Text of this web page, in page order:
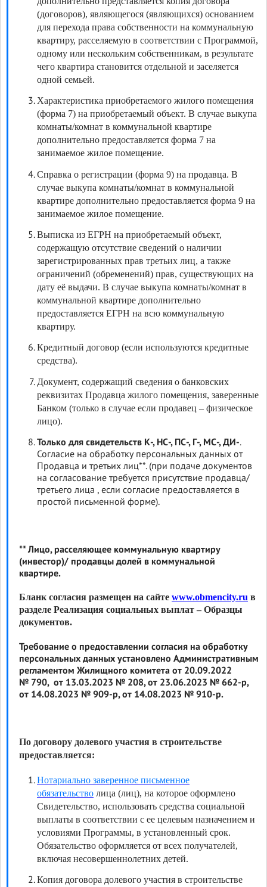
(договоров), являющегося (являющихся) основанием
для перехода права собственности на коммунальную
квартиру, расселяемую в соответствии с Программой,
одному или нескольким собственникам, в результате
чего квартира становится отдельной и заселяется
одной семьей.
Характеристика приобретаемого жилого помещения
(форма 7) на приобретаемый объект. В случае выкупа
комнаты/комнат в коммунальной квартире
дополнительно предоставляется форма 7 на
занимаемое жилое помещение.
Справка о регистрации (форма 9) на продавца. В
случае выкупа комнаты/комнат в коммунальной
квартире дополнительно предоставляется форма 9 на
занимаемое жилое помещение.
Выписка из ЕГРН на приобретаемый объект,
содержащую отсутствие сведений о наличии
зарегистрированных прав третьих лиц, а также
ограничений (обременений) прав, существующих на
дату её выдачи. В случае выкупа комнаты/комнат в
коммунальной квартире дополнительно
предоставляется ЕГРН на всю коммунальную
квартиру.
Кредитный договор (если используются кредитные
средства).
Документ, содержащий сведения о банковских
реквизитах Продавца жилого помещения, заверенные
Банком (только в случае если продавец – физическое
лицо).
Только для свидетельств К-, НС-, ПС-, Г-, МС-, ДИ-.
Согласие на обработку персональных данных от
Продавца и третьих лиц**. (при подаче документов
на согласование требуется присутствие продавца/
третьего лица , если согласие предоставляется в
простой письменной форме).
** Лицо, расселяющее коммунальную квартиру
(инвестор)/ продавцы долей в коммунальной
квартире.
Бланк согласия размещен на сайте www.obmencity.ru в
разделе Реализация социальных выплат – Образцы
документов.
Требование о предоставлении согласия на обработку
персональных данных установлено Административным
регламентом Жилищного комитета от 20.09.2022
№ 790, от 13.03.2023 № 208, от 23.06.2023 № 662-р,
от 14.08.2023 № 909-р, от 14.08.2023 № 910-р.
По договору долевого участия в строительстве
предоставляется:
Нотариально заверенное письменное
обязательство лица (лиц), на которое оформлено
Свидетельство, использовать средства социальной
выплаты в соответствии с ее целевым назначением и
условиями Программы, в установленный срок.
Обязательство оформляется от всех получателей,
включая несовершеннолетних детей.
Копия договора долевого участия в строительстве